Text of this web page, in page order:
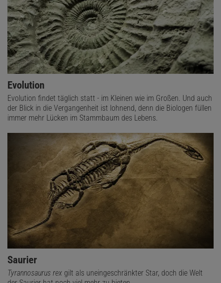
Evolution
Evolution findet täglich statt - im Kleinen wie im Großen. Und auch
der Blick in die Vergangenheit ist lohnend, denn die Biologen füllen
immer mehr Lücken im Stammbaum des Lebens.
Saurier
Tyrannosaurus rex gilt als uneingeschränkter Star, doch die Welt